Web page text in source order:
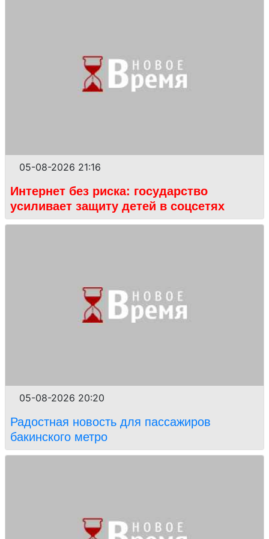
05-08-2026 21:16
Интернет без риска: государство
усиливает защиту детей в соцсетях
05-08-2026 20:20
Радостная новость для пассажиров
бакинского метро